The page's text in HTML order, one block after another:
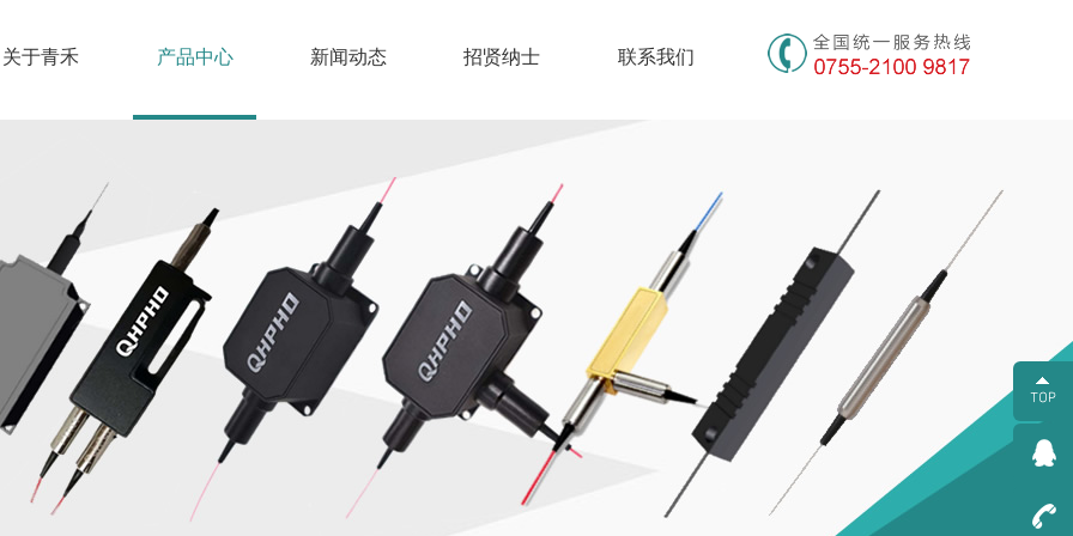
关于青禾 产品中心 新闻动态 招贤纳士 联系我们